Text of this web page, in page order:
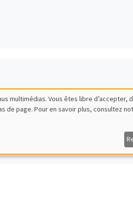
multimédias. Vous êtes libre d’accepter,
de page. Pour en savoir plus, consultez